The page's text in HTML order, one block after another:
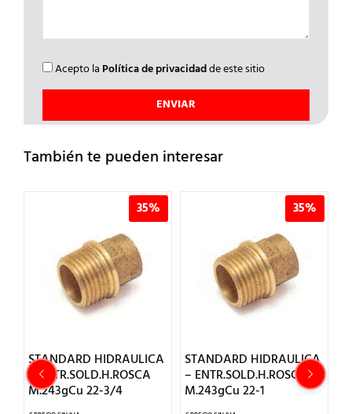
Acepto la Política de privacidadde este sitio
También te pueden interesar
35%
STANDARD HIDRAULICA
– ENTR.SOLD.H.ROSCA
M.243gCu 22-3/4
35%
STANDARD HIDRAULICA
– ENTR.SOLD.H.ROSCA
M.243gCu 22-1